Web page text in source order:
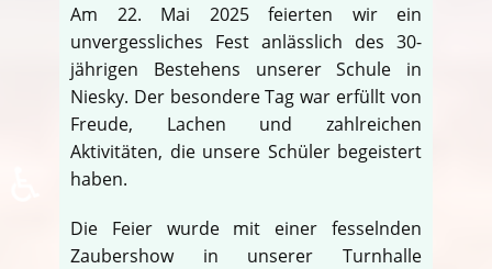
Am 22. Mai 2025 feierten wir ein
unvergessliches Fest anlässlich des 30-
jährigen Bestehens unserer Schule in
Niesky. Der besondere Tag war erfüllt von
Freude, Lachen und zahlreichen
Aktivitäten, die unsere Schüler begeistert
haben.
Die Feier wurde mit einer fesselnden
Zaubershow in unserer Turnhalle